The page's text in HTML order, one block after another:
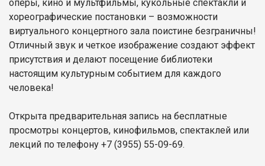
оперы, кино и мультфильмы, кукольные спектакли и
хореографические постановки – возможности
виртуального концертного зала поистине безграничны!
Отличный звук и четкое изображение создают эффект
присутствия и делают посещение библиотеки
настоящим культурным событием для каждого
человека!
Открыта предварительная запись на бесплатные
просмотры концертов, кинофильмов, спектаклей или
лекций по телефону +7 (3955) 55-09-69.